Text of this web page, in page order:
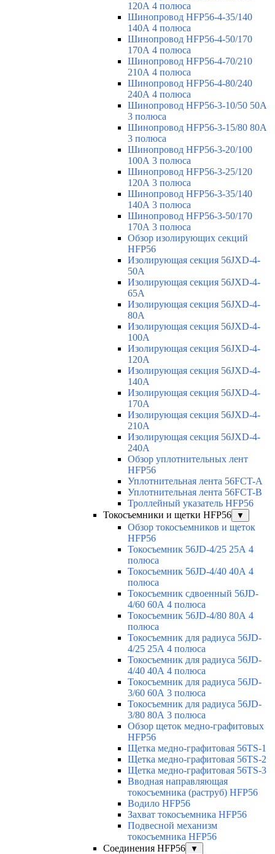
120А 4 полюса
Шинопровод HFP56-4-35/140
140А 4 полюса
Шинопровод HFP56-4-50/170
170А 4 полюса
Шинопровод HFP56-4-70/210
210А 4 полюса
Шинопровод HFP56-4-80/240
240А 4 полюса
Шинопровод HFP56-3-10/50 50А
3 полюса
Шинопровод HFP56-3-15/80 80А
3 полюса
Шинопровод HFP56-3-20/100
100А 3 полюса
Шинопровод HFP56-3-25/120
120А 3 полюса
Шинопровод HFP56-3-35/140
140А 3 полюса
Шинопровод HFP56-3-50/170
170А 3 полюса
Обзор изолирующих секций
HFP56
Изолирующая секция 56JXD-4-
50A
Изолирующая секция 56JXD-4-
65A
Изолирующая секция 56JXD-4-
80A
Изолирующая секция 56JXD-4-
100A
Изолирующая секция 56JXD-4-
120A
Изолирующая секция 56JXD-4-
140A
Изолирующая секция 56JXD-4-
170A
Изолирующая секция 56JXD-4-
210A
Изолирующая секция 56JXD-4-
240A
Обзор уплотнительных лент
HFP56
Уплотнительная лента 56FCT-A
Уплотнительная лента 56FCT-B
Троллейный указатель HFP56
Токосъемники и щетки HFP56
▼
Обзор токосъемников и щеток
HFP56
Токосъемник 56JD-4/25 25А 4
полюса
Токосъемник 56JD-4/40 40А 4
полюса
Токосъемник сдвоенный 56JD-
4/60 60А 4 полюса
Токосъемник 56JD-4/80 80А 4
полюса
Токосъемник для радиуса 56JD-
4/25 25А 4 полюса
Токосъемник для радиуса 56JD-
4/40 40А 4 полюса
Токосъемник для радиуса 56JD-
3/60 60А 3 полюса
Токосъемник для радиуса 56JD-
3/80 80А 3 полюса
Обзор щеток медно-графитовых
HFP56
Щетка медно-графитовая 56TS-1
Щетка медно-графитовая 56TS-2
Щетка медно-графитовая 56TS-3
Вводная направляющая
токосъемника (раструб) HFP56
Водило HFP56
Захват токосъемника HFP56
Подвесной механизм
токосъемника HFP56
Соединения HFP56
▼